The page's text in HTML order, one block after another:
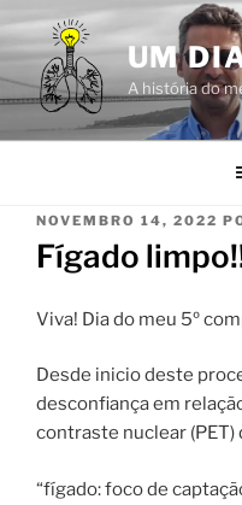
conteúdo
UM
A história do
PUBLICADO
EM
NOVEMBRO 14, 2022
Fígado
Viva! Dia do meu 5º
Desde inicio deste
desconfiança em
contraste nuclear (PET)
“fígado: foco de